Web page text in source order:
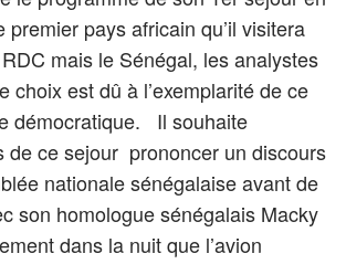
premier pays africain qu’il visitera
mais le Sénégal, les analystes
choix est dû à l’exemplarité de ce
démocratique. Il souhaite
de ce sejour prononcer un discours
nationale sénégalaise avant de
son homologue sénégalais Macky
dans la nuit que l’avion